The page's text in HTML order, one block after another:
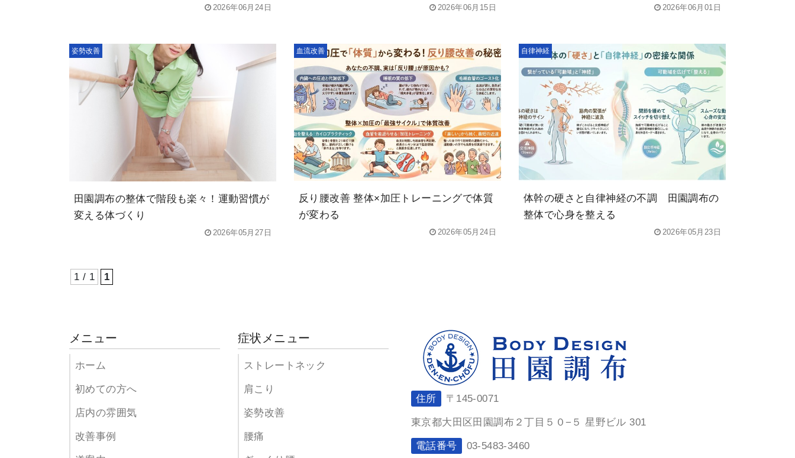
2026年06月24日 2026年06月15日 2026年06月01日
姿勢改善
田園調布の整体で階段も楽々！運動習慣が
変える体づくり
2026年05月27日
血流改善
反り腰改善 整体×加圧トレーニングで体質
が変わる
2026年05月24日
自律神経
体幹の硬さと自律神経の不調 田園調布の
整体で心身を整える
2026年05月23日
1 / 1 1
メニュー
ホーム
初めての方へ
店内の雰囲気
改善事例
症状メニュー
ストレートネック
肩こり
姿勢改善
腰痛
住所 〒145-0071
東京都大田区田園調布２丁目５０−５ 星野ビル 301
電話番号 03-5483-3460